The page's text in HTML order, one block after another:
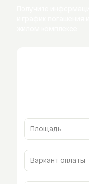
Площадь
Вариант оплаты